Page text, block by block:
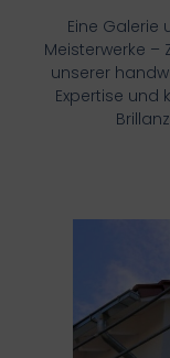
Eine Galerie
Meisterwerke –
unserer
Expertise und